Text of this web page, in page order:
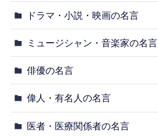
ドラマ・小説・映画の名言
ミュージシャン・音楽家の名言
俳優の名言
偉人・有名人の名言
医者・医療関係者の名言